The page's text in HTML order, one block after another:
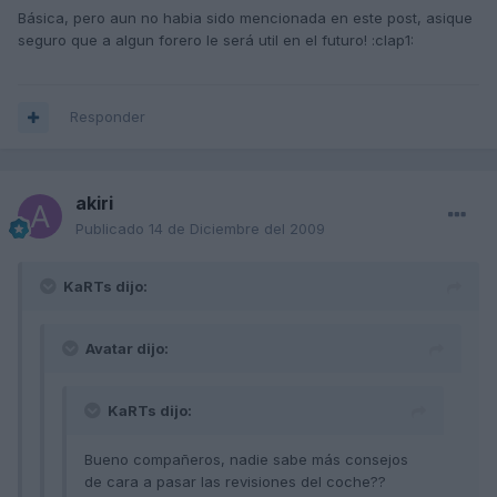
Básica, pero aun no habia sido mencionada en este post, asique
seguro que a algun forero le será util en el futuro! :clap1:
Responder
akiri
Publicado 14 de Diciembre del 2009
KaRTs dijo:
Avatar dijo:
KaRTs dijo:
Bueno compañeros, nadie sabe más consejos
de cara a pasar las revisiones del coche??